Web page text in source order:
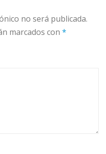
no será publicada.
marcados con *